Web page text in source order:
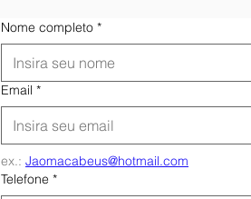
Nome completo *
Email *
ex.: Jaomacabeus@hotmail.com
Telefone *